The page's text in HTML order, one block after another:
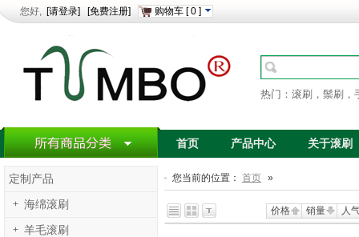
您好, [请登录] [免费注册] 购物车 [ 0 ]
热门：滚刷，鬃刷，
首页 产品中心 关于滚刷
您当前的位置： 首页 »
价格 销量 人
定制产品
+ 海绵滚刷
+ 羊毛滚刷